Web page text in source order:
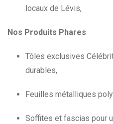
locaux de Lévis,
Nos Produits Phares
Tôles exclusives
durables,
Feuilles métalliques
Soffites et fascias pour